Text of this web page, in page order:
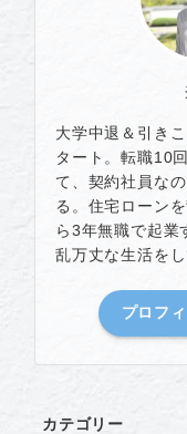
大学中退＆引き
タート。転職10
て、契約社員な
る。住宅ローン
ら3年無職で起業
乱万丈な生活をし
プロフ
カテゴリー